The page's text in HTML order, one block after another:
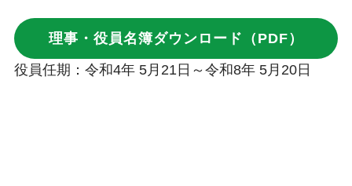
理事・役員名簿ダウンロード（PDF）
役員任期：令和4年 5月21日～令和8年 5月20日